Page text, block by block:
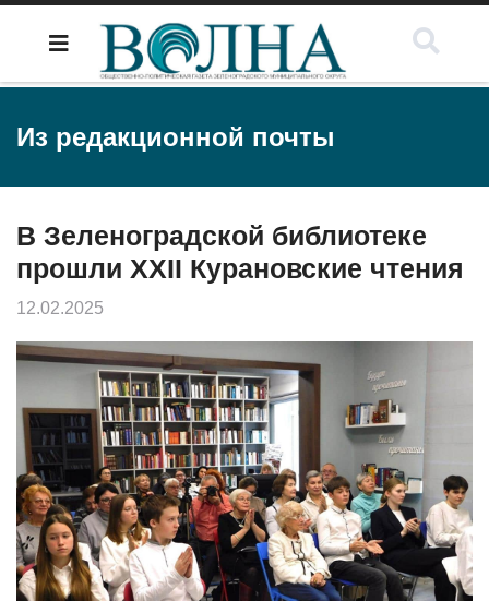
Из редакционной почты
В Зеленоградской библиотеке
прошли XXII Курановские чтения
12.02.2025